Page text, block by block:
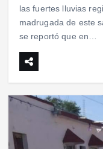
las fuertes lluvias
madrugada de este
se reportó que en…